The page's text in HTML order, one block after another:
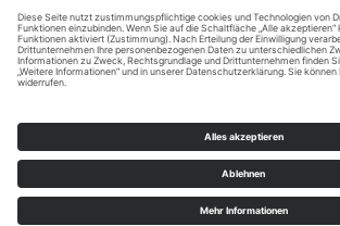
Powered byImmonia GmbH
Impressum
AGB Widerrufsbelehrung
Sitemap